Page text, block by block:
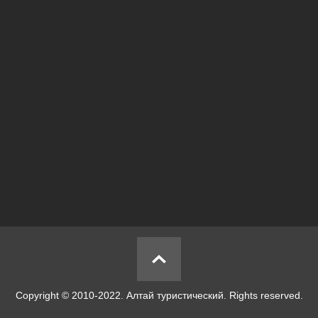
Copyright © 2010-2022. Алтай туристический. Rights reserved.